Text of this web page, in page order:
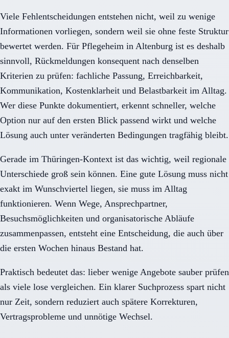
Viele Fehlentscheidungen entstehen nicht, weil zu wenige
Informationen vorliegen, sondern weil sie ohne feste Struktur
bewertet werden. Für Pflegeheim in Altenburg ist es deshalb
sinnvoll, Rückmeldungen konsequent nach denselben
Kriterien zu prüfen: fachliche Passung, Erreichbarkeit,
Kommunikation, Kostenklarheit und Belastbarkeit im Alltag.
Wer diese Punkte dokumentiert, erkennt schneller, welche
Option nur auf den ersten Blick passend wirkt und welche
Lösung auch unter veränderten Bedingungen tragfähig bleibt.
Gerade im Thüringen-Kontext ist das wichtig, weil regionale
Unterschiede groß sein können. Eine gute Lösung muss nicht
exakt im Wunschviertel liegen, sie muss im Alltag
funktionieren. Wenn Wege, Ansprechpartner,
Besuchsmöglichkeiten und organisatorische Abläufe
zusammenpassen, entsteht eine Entscheidung, die auch über
die ersten Wochen hinaus Bestand hat.
Praktisch bedeutet das: lieber wenige Angebote sauber prüfen
als viele lose vergleichen. Ein klarer Suchprozess spart nicht
nur Zeit, sondern reduziert auch spätere Korrekturen,
Vertragsprobleme und unnötige Wechsel.